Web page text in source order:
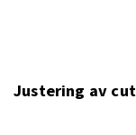
Justering av